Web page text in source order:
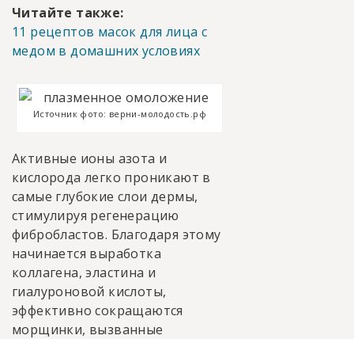
Читайте также:
11 рецептов масок для лица с
медом в домашних условиях
Источник фото: верни-молодость.рф
Активные ионы азота и
кислорода легко проникают в
самые глубокие слои дермы,
стимулируя регенерацию
фибробластов. Благодаря этому
начинается выработка
коллагена, эластина и
гиалуроновой кислоты,
эффективно сокращаются
морщинки, вызванные